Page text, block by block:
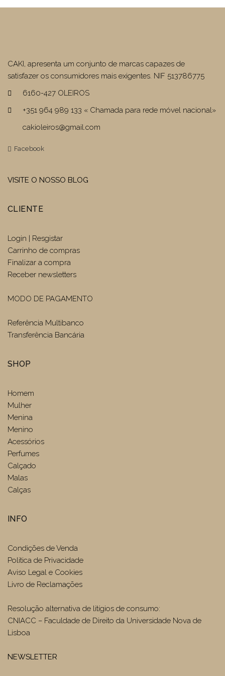
CAKI, apresenta um conjunto de marcas capazes de
satisfazer os consumidores mais exigentes. NIF 513786775
6160-427 OLEIROS
+351 964 989 133 « Chamada para rede móvel nacional»
cakioleiros@gmail.com
Facebook
VISITE O NOSSO BLOG
CLIENTE
Login | Resgistar
Carrinho de compras
Finalizar a compra
Receber newsletters
MODO DE PAGAMENTO
Referência Multibanco
Transferência Bancária
SHOP
Homem
Mulher
Menina
Menino
Acessórios
Perfumes
Calçado
Malas
Calças
INFO
Condições de Venda
Politica de Privacidade
Aviso Legal e Cookies
Livro de Reclamações
Resolução alternativa de litígios de consumo:
CNIACC – Faculdade de Direito da Universidade Nova de
Lisboa
NEWSLETTER